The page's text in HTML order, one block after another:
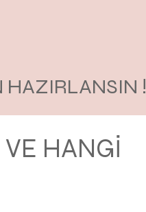
HAZIRLANSIN !
HANGİ